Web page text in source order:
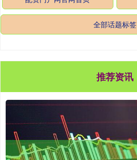
全部话题标签
推荐资讯